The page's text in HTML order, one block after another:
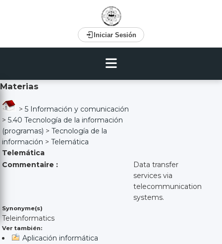
Iniciar Sesión
Materias
> 5 Información y comunicación
> 5.40 Tecnología de la información
(programas) > Tecnología de la
información > Telemática
Telemática
Commentaire :
Data transfer
services via
telecommunication
systems.
Synonyme(s)
Teleinformatics
Ver también:
Aplicación informática